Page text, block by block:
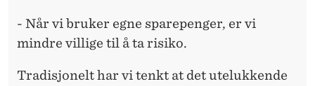
- Når vi bruker egne sparepenger, er vi
mindre villige til å ta risiko.
Tradisjonelt har vi tenkt at det utelukkende